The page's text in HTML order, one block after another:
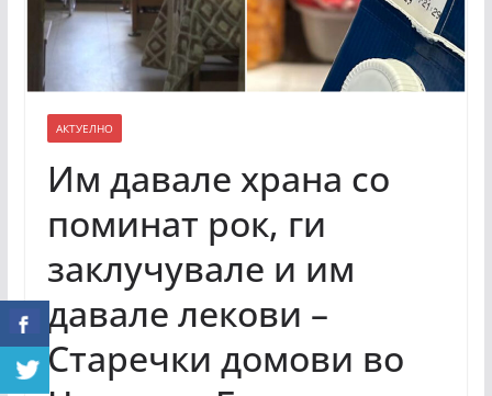
АКТУЕЛНО
Им давале храна со
поминат рок, ги
заклучувале и им
давале лекови –
Старечки домови во